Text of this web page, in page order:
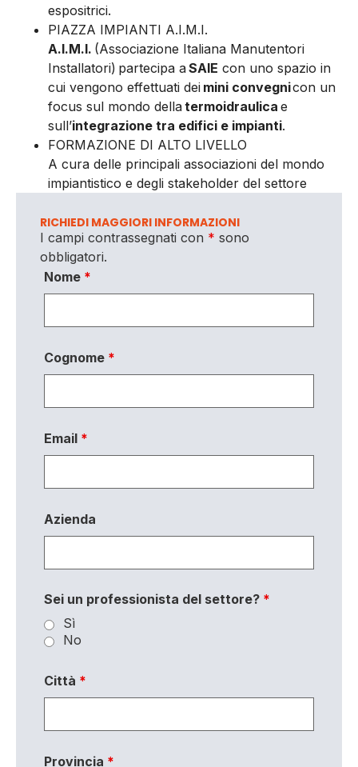
espositrici.
PIAZZA IMPIANTI A.I.M.I.
A.I.M.I. (Associazione Italiana Manutentori
Installatori) partecipa aSAIE con uno spazio in
cui vengono effettuati dei mini convegnicon un
focus sul mondo dellatermoidraulica e
sull’integrazione tra edifici e impianti.
FORMAZIONE DI ALTO LIVELLO
A cura delle principali associazioni del mondo
impiantistico e degli stakeholder del settore
RICHIEDI MAGGIORI INFORMAZIONI
I campi contrassegnati con * sono
obbligatori.
Nome *
Cognome *
Email *
Azienda
Sei un professionista del settore? *
Sì
No
Città *
Provincia *